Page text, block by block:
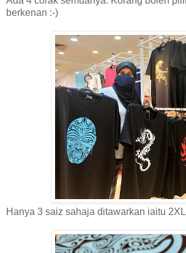
berkenan :-)
Hanya 3 saiz sahaja ditawarkan iaitu